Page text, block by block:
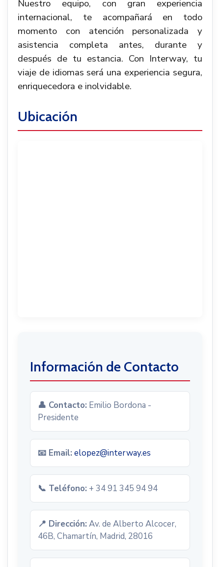
Nuestro equipo, con gran experiencia
internacional, te acompañará en todo
momento con atención personalizada y
asistencia completa antes, durante y
después de tu estancia. Con Interway, tu
viaje de idiomas será una experiencia segura,
enriquecedora e inolvidable.
Ubicación
Información de Contacto
👤 Contacto: Emilio Bordona -
Presidente
📧 Email: elopez@interway.es
📞 Teléfono: + 34 91 345 94 94
📍 Dirección: Av. de Alberto Alcocer,
46B, Chamartín, Madrid, 28016